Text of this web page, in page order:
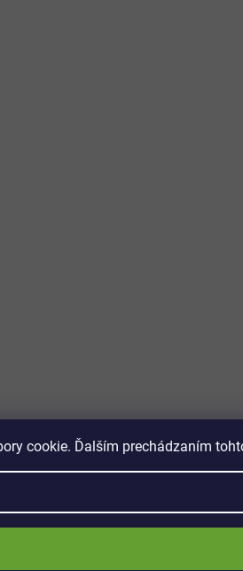
cookie. Ďalším prechádzaním